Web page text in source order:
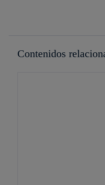
Contenidos